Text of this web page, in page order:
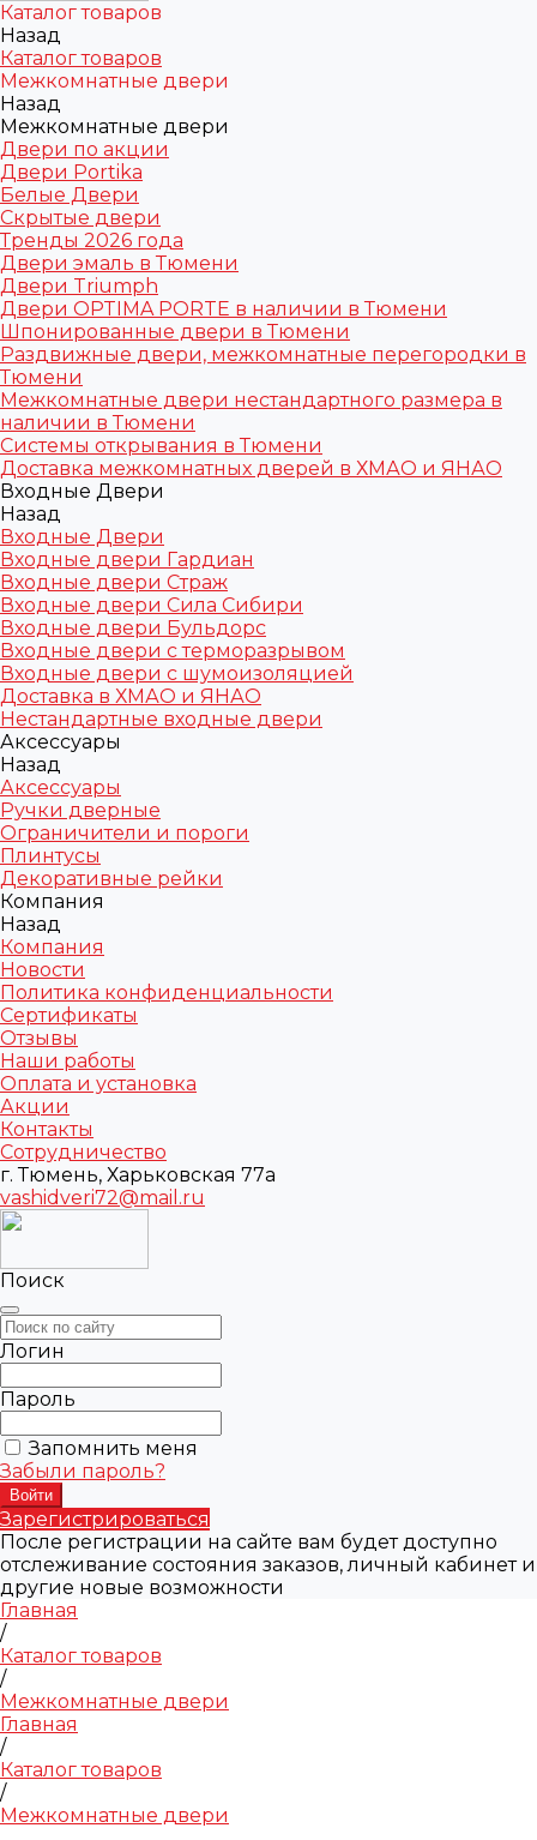
Каталог товаров
Назад
Каталог товаров
Межкомнатные двери
Назад
Межкомнатные двери
Двери по акции
Двери Portika
Белые Двери
Скрытые двери
Тренды 2026 года
Двери эмаль в Тюмени
Двери Triumph
Двери OPTIMA PORTE в наличии в Тюмени
Шпонированные двери в Тюмени
Раздвижные двери, межкомнатные перегородки в
Тюмени
Межкомнатные двери нестандартного размера в
наличии в Тюмени
Системы открывания в Тюмени
Доставка межкомнатных дверей в ХМАО и ЯНАО
Входные Двери
Назад
Входные Двери
Входные двери Гардиан
Входные двери Страж
Входные двери Сила Сибири
Входные двери Бульдорс
Входные двери с терморазрывом
Входные двери с шумоизоляцией
Доставка в ХМАО и ЯНАО
Нестандартные входные двери
Аксессуары
Назад
Аксессуары
Ручки дверные
Ограничители и пороги
Плинтусы
Декоративные рейки
Компания
Назад
Компания
Новости
Политика конфиденциальности
Сертификаты
Отзывы
Наши работы
Оплата и установка
Акции
Контакты
Сотрудничество
г. Тюмень, Харьковская 77а
vashidveri72@mail.ru
Поиск
Логин
Пароль
Запомнить меня
Забыли пароль?
Зарегистрироваться
После регистрации на сайте вам будет доступно
отслеживание состояния заказов, личный кабинет и
другие новые возможности
Главная
/
Каталог товаров
/
Межкомнатные двери
Главная
/
Каталог товаров
/
Межкомнатные двери